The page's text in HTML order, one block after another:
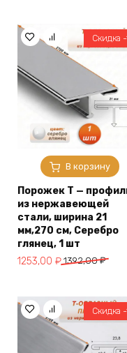
1392,00 ₽.
В корзину
Скидка
Порожек Т —
из нержавеющей
стали, ширина 21
мм,270 см, Серебро
глянец, 1 шт
1392,00₽
Первоначальная
1392,00 ₽.
1253,00 ₽
Текущая
Скидка